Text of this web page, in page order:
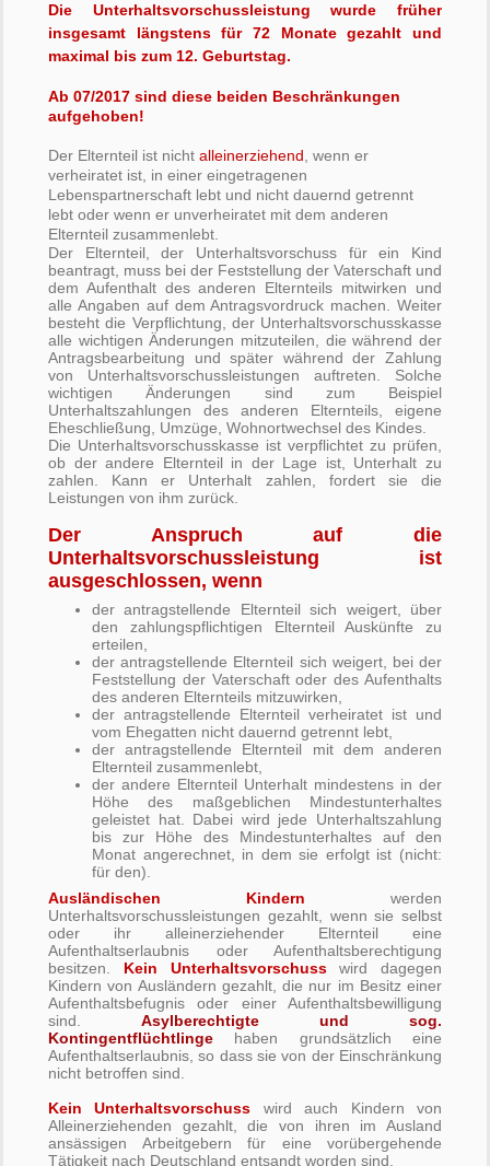
Die Unterhaltsvorschussleistung wurde früher
insgesamt längstens für 72 Monate gezahlt und
maximal bis zum 12. Geburtstag.
Ab 07/2017 sind diese beiden Beschränkungen
aufgehoben!
Der Elternteil ist nicht alleinerziehend, wenn er
verheiratet ist, in einer eingetragenen
Lebenspartnerschaft lebt und nicht dauernd getrennt
lebt oder wenn er unverheiratet mit dem anderen
Elternteil zusammenlebt.
Der Elternteil, der Unterhaltsvorschuss für ein Kind
beantragt, muss bei der Feststellung der Vaterschaft und
dem Aufenthalt des anderen Elternteils mitwirken und
alle Angaben auf dem Antragsvordruck machen. Weiter
besteht die Verpflichtung, der Unterhaltsvorschusskasse
alle wichtigen Änderungen mitzuteilen, die während der
Antragsbearbeitung und später während der Zahlung
von Unterhaltsvorschussleistungen auftreten. Solche
wichtigen Änderungen sind zum Beispiel
Unterhaltszahlungen des anderen Elternteils, eigene
Eheschließung, Umzüge, Wohnortwechsel des Kindes.
Die Unterhaltsvorschusskasse ist verpflichtet zu prüfen,
ob der andere Elternteil in der Lage ist, Unterhalt zu
zahlen. Kann er Unterhalt zahlen, fordert sie die
Leistungen von ihm zurück.
Der Anspruch auf die
Unterhaltsvorschussleistung ist
ausgeschlossen, wenn
der antragstellende Elternteil sich weigert, über
den zahlungspflichtigen Elternteil Auskünfte zu
erteilen,
der antragstellende Elternteil sich weigert, bei der
Feststellung der Vaterschaft oder des Aufenthalts
des anderen Elternteils mitzuwirken,
der antragstellende Elternteil verheiratet ist und
vom Ehegatten nicht dauernd getrennt lebt,
der antragstellende Elternteil mit dem anderen
Elternteil zusammenlebt,
der andere Elternteil Unterhalt mindestens in der
Höhe des maßgeblichen Mindestunterhaltes
geleistet hat. Dabei wird jede Unterhaltszahlung
bis zur Höhe des Mindestunterhaltes auf den
Monat angerechnet, in dem sie erfolgt ist (nicht:
für den).
Ausländischen Kindern werden
Unterhaltsvorschussleistungen gezahlt, wenn sie selbst
oder ihr alleinerziehender Elternteil eine
Aufenthaltserlaubnis oder Aufenthaltsberechtigung
besitzen. Kein Unterhaltsvorschusswird dagegen
Kindern von Ausländern gezahlt, die nur im Besitz einer
Aufenthaltsbefugnis oder einer Aufenthaltsbewilligung
sind. Asylberechtigte und sog.
Kontingentflüchtlinge haben grundsätzlich eine
Aufenthaltserlaubnis, so dass sie von der Einschränkung
nicht betroffen sind.
Kein Unterhaltsvorschuss wird auch Kindern von
Alleinerziehenden gezahlt, die von ihren im Ausland
ansässigen Arbeitgebern für eine vorübergehende
Tätigkeit nach Deutschland entsandt worden sind.